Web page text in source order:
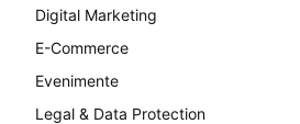
Digital Marketing
E-Commerce
Evenimente
Legal & Data Protection